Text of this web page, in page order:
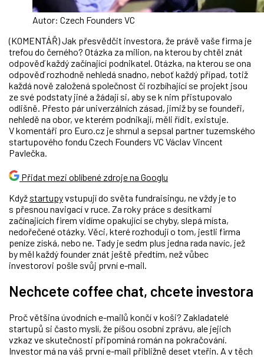
Autor: Czech Founders VC
(KOMENTÁŘ) Jak přesvědčit investora, že právě vaše firma je
trefou do černého? Otázka za milion, na kterou by chtěl znát
odpověď každý začínající podnikatel. Otázka, na kterou se ona
odpověď rozhodně nehledá snadno, neboť každý případ, totiž
každá nově založená společnost či rozbíhající se projekt jsou
ze své podstaty jiné a žádají si, aby se k nim přistupovalo
odlišně. Přesto pár univerzálních zásad, jimiž by se foundeři,
nehledě na obor, ve kterém podnikají, měli řídit, existuje.
V komentáři pro Euro.cz je shrnul a sepsal partner tuzemského
startupového fondu Czech Founders VC Václav Vincent
Pavlečka.
Přidat mezi oblíbené zdroje na Googlu
Když startupyvstupují do světa fundraisingu, ne vždy je to
s přesnou navigací v ruce. Za roky práce s desítkami
začínajících firem vidíme opakující se chyby, slepá místa,
nedořečené otázky. Věci, které rozhodují o tom, jestli firma
peníze získá, nebo ne. Tady je sedm plus jedna rada navíc, jež
by měl každý founder znát ještě předtím, než vůbec
investorovi pošle svůj první e-mail.
Nechcete coffee chat, chcete investora
Proč většina úvodních e-mailů končí v koši? Zakladatelé
startupů si často myslí, že píšou osobní zprávu, ale jejich
vzkaz ve skutečnosti připomíná román na pokračování.
Investor má na váš první e-mail přibližně deset vteřin. A v těch